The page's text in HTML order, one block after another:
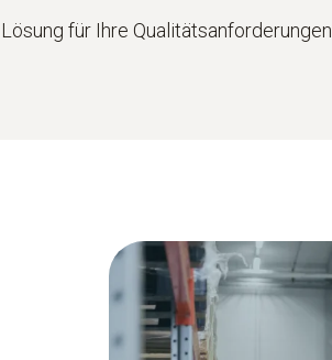
für Ihre Qualitätsanforderungen